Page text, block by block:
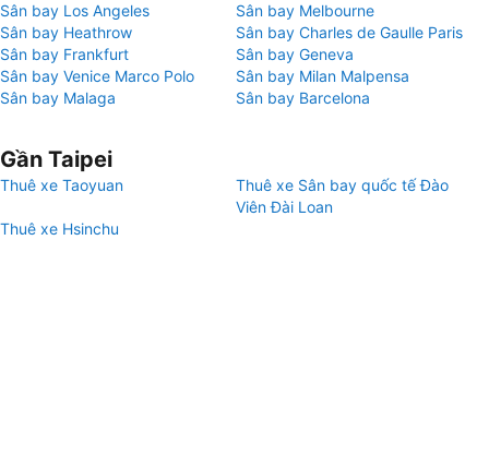
Sân bay Los Angeles
Sân bay Melbourne
Sân bay Heathrow
Sân bay Charles de Gaulle Paris
Sân bay Frankfurt
Sân bay Geneva
Sân bay Venice Marco Polo
Sân bay Milan Malpensa
Sân bay Malaga
Sân bay Barcelona
Gần Taipei
Thuê xe Taoyuan
Thuê xe Sân bay quốc tế Đào
Viên Đài Loan
Thuê xe Hsinchu